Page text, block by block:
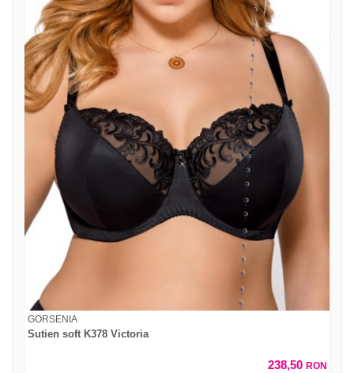
GORSENIA
Sutien soft K378 Victoria
238,50 RON